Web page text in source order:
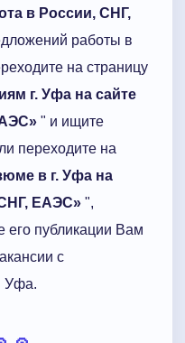
в России, СНГ,
работы в
на страницу
г. Уфа на сайте
" и ищите
переходите на
в г. Уфа на
ЕАЭС» ",
его публикации Вам
с
Уфа.